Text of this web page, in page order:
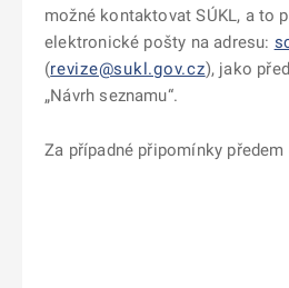
možné kontaktovat SÚKL, a to
elektronické pošty na adresu:
(revize@sukl.gov.cz), jako
„Návrh seznamu“.
Za případné připomínky předem